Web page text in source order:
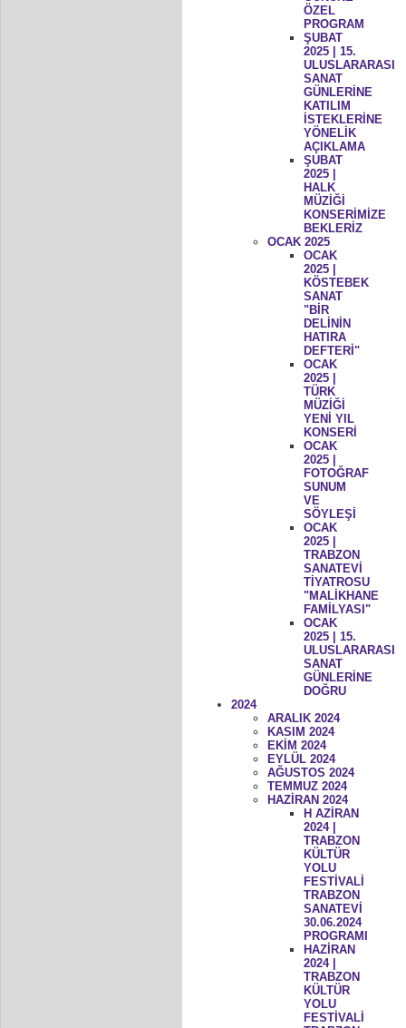
ÖZEL
PROGRAM
ŞUBAT
2025 | 15.
ULUSLARARASI
SANAT
GÜNLERİNE
KATILIM
İSTEKLERİNE
YÖNELİK
AÇIKLAMA
ŞUBAT
2025 |
HALK
MÜZİĞİ
KONSERİMİZE
BEKLERİZ
OCAK 2025
OCAK
2025 |
KÖSTEBEK
SANAT
"BİR
DELİNİN
HATIRA
DEFTERİ"
OCAK
2025 |
TÜRK
MÜZİĞİ
YENİ YIL
KONSERİ
OCAK
2025 |
FOTOĞRAF
SUNUM
VE
SÖYLEŞİ
OCAK
2025 |
TRABZON
SANATEVİ
TİYATROSU
"MALİKHANE
FAMİLYASI"
OCAK
2025 | 15.
ULUSLARARASI
SANAT
GÜNLERİNE
DOĞRU
2024
ARALIK 2024
KASIM 2024
EKİM 2024
EYLÜL 2024
AĞUSTOS 2024
TEMMUZ 2024
HAZİRAN 2024
H AZİRAN
2024 |
TRABZON
KÜLTÜR
YOLU
FESTİVALİ
TRABZON
SANATEVİ
30.06.2024
PROGRAMI
HAZİRAN
2024 |
TRABZON
KÜLTÜR
YOLU
FESTİVALİ